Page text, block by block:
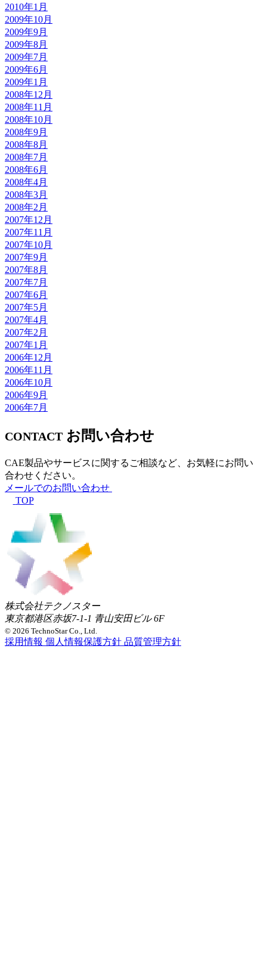
2010年1月
2009年10月
2009年9月
2009年8月
2009年7月
2009年6月
2009年1月
2008年12月
2008年11月
2008年10月
2008年9月
2008年8月
2008年7月
2008年6月
2008年4月
2008年3月
2008年2月
2007年12月
2007年11月
2007年10月
2007年9月
2007年8月
2007年7月
2007年6月
2007年5月
2007年4月
2007年2月
2007年1月
2006年12月
2006年11月
2006年10月
2006年9月
2006年7月
CONTACT お問い合わせ
CAE製品やサービスに関するご相談など、お気軽にお問い
合わせください。
メールでのお問い合わせ
TOP
株式会社テクノスター
東京都港区赤坂7-1-1 青山安田ビル 6F
© 2026 TechnoStar Co., Ltd.
採用情報 個人情報保護方針 品質管理方針